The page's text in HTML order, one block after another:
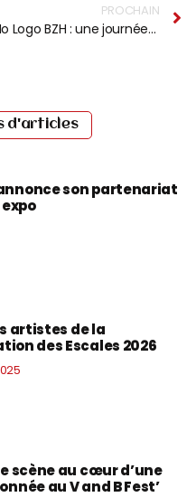
PROCHAIN
No Logo BZH : une journée dédiée aux femmes dans le reggae !
d'articles
son partenariat
artistes de la
des Escales 2026
scène au cœur d’une
au V and B Fest’